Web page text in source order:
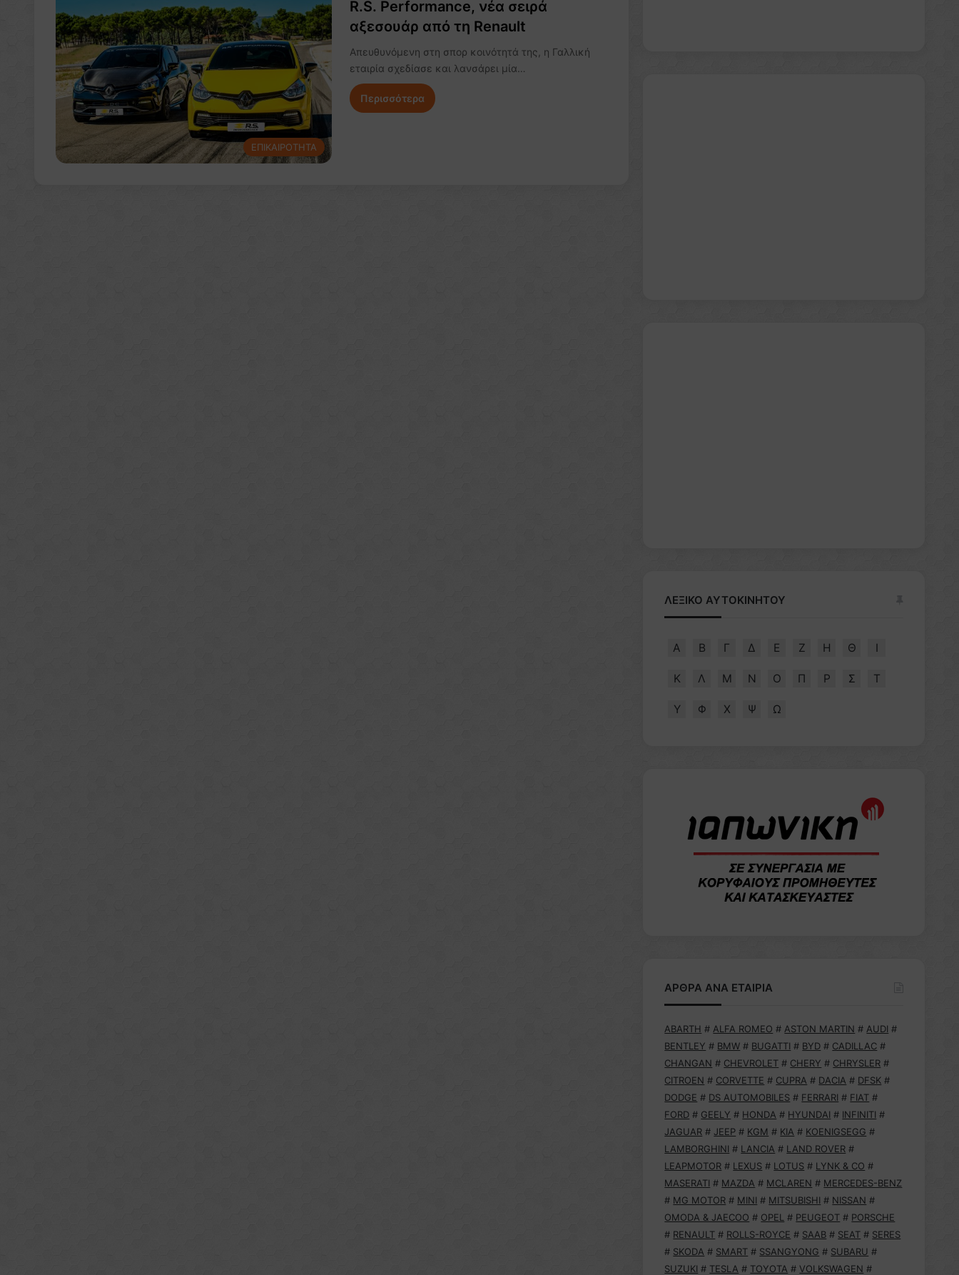
ΕΠΙΚΑΙΡΟΤΗΤΑ
R.S. Performance, νέα σειρά
αξεσουάρ από τη Renault
Απευθυνόμενη στη σπορ κοινότητά της, η Γαλλική
εταιρία σχεδίασε και λανσάρει μία…
Περισσότερα
ΛΕΞΙΚΟ ΑΥΤΟΚΙΝΗΤΟΥ
Α Β Γ Δ Ε Ζ Η Θ Ι
Κ Λ Μ Ν Ο Π Ρ Σ Τ
Υ Φ Χ Ψ Ω
ΑΡΘΡΑ ΑΝΑ ΕΤΑΙΡΙΑ
ABARTH # ALFA ROMEO # ASTON MARTIN # AUDI #
BENTLEY # BMW # BUGATTI # BYD # CADILLAC #
CHANGAN # CHEVROLET # CHERY # CHRYSLER #
CITROEN # CORVETTE # CUPRA # DACIA # DFSK #
DODGE # DS AUTOMOBILES # FERRARI # FIAT #
FORD # GEELY # HONDA # HYUNDAI # INFINITI #
JAGUAR # JEEP # KGM # KIA # KOENIGSEGG #
LAMBORGHINI # LANCIA # LAND ROVER #
LEAPMOTOR # LEXUS # LOTUS # LYNK & CO #
MASERATI # MAZDA # MCLAREN # MERCEDES-BENZ
# MG MOTOR # MINI # MITSUBISHI # NISSAN #
OMODA & JAECOO # OPEL # PEUGEOT # PORSCHE
# RENAULT # ROLLS-ROYCE # SAAB # SEAT # SERES
# SKODA # SMART # SSANGYONG # SUBARU #
SUZUKI # TESLA # TOYOTA # VOLKSWAGEN #